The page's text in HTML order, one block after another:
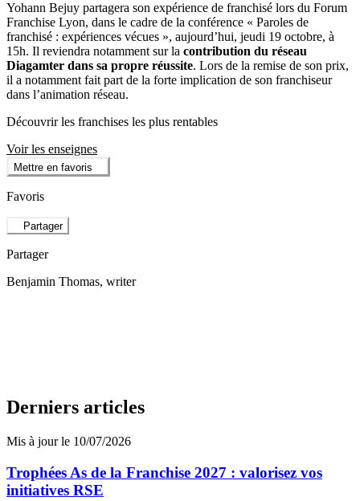
Yohann Bejuy partagera son expérience de franchisé lors du Forum
Franchise Lyon, dans le cadre de la conférence « Paroles de
franchisé : expériences vécues », aujourd’hui, jeudi 19 octobre, à
15h. Il reviendra notamment sur la contribution du réseau
Diagamter dans sa propre réussite. Lors de la remise de son prix,
il a notamment fait part de la forte implication de son franchiseur
dans l’animation réseau.
Découvrir les franchises les plus rentables
Voir les enseignes
Mettre en favoris
Favoris
Partager
Partager
Benjamin Thomas, writer
Derniers articles
Mis à jour le 10/07/2026
Trophées As de la Franchise 2027 : valorisez vos
initiatives RSE